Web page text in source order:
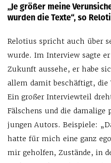
„Je größer meine
wurden die Texte“, so
Relotius spricht auch über
wurde. Im Interview sagte
Zukunft aussehe, er habe
allem damit beschäftigt, die
Ein großer Interviewteil
Fälschens und die damalige
jungen Autors. Beispiele:
hatte für mich eine ganz
mir geholfen, Zustände, in